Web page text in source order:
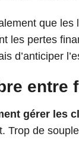
que
les pertes
d’anticiper
entre
gérer les
Trop de